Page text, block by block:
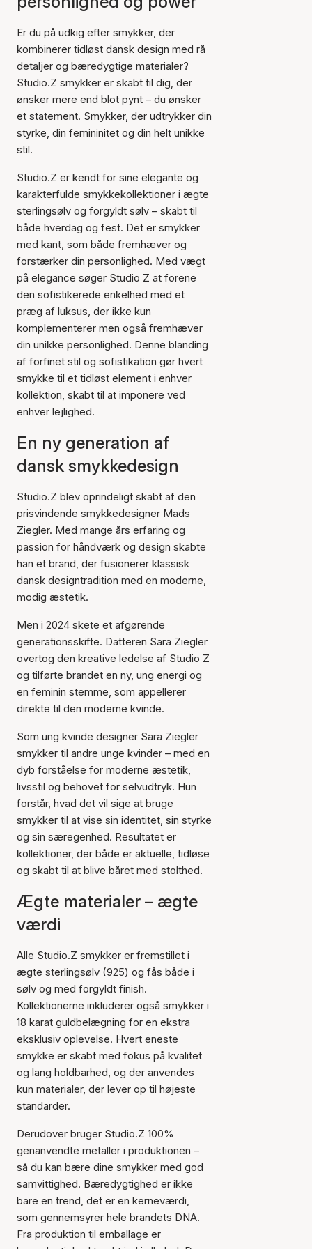
Er du på udkig efter smykker, der
kombinerer tidløst dansk design med rå
detaljer og bæredygtige materialer?
Studio.Z smykker er skabt til dig, der
ønsker mere end blot pynt – du ønsker
et statement. Smykker, der udtrykker din
styrke, din femininitet og din helt unikke
stil.
Studio.Z er kendt for sine elegante og
karakterfulde smykkekollektioner i ægte
sterlingsølv og forgyldt sølv – skabt til
både hverdag og fest. Det er smykker
med kant, som både fremhæver og
forstærker din personlighed. Med vægt
på elegance søger Studio Z at forene
den sofistikerede enkelhed med et
præg af luksus, der ikke kun
komplementerer men også fremhæver
din unikke personlighed. Denne blanding
af forfinet stil og sofistikation gør hvert
smykke til et tidløst element i enhver
kollektion, skabt til at imponere ved
enhver lejlighed.
En ny generation af
dansk smykkedesign
Studio.Z blev oprindeligt skabt af den
prisvindende smykkedesigner Mads
Ziegler. Med mange års erfaring og
passion for håndværk og design skabte
han et brand, der fusionerer klassisk
dansk designtradition med en moderne,
modig æstetik.
Men i 2024 skete et afgørende
generationsskifte. Datteren Sara Ziegler
overtog den kreative ledelse af Studio Z
og tilførte brandet en ny, ung energi og
en feminin stemme, som appellerer
direkte til den moderne kvinde.
Som ung kvinde designer Sara Ziegler
smykker til andre unge kvinder – med en
dyb forståelse for moderne æstetik,
livsstil og behovet for selvudtryk. Hun
forstår, hvad det vil sige at bruge
smykker til at vise sin identitet, sin styrke
og sin særegenhed. Resultatet er
kollektioner, der både er aktuelle, tidløse
og skabt til at blive båret med stolthed.
Ægte materialer – ægte
værdi
Alle Studio.Z smykker er fremstillet i
ægte sterlingsølv (925) og fås både i
sølv og med forgyldt finish.
Kollektionerne inkluderer også smykker i
18 karat guldbelægning for en ekstra
eksklusiv oplevelse. Hvert eneste
smykke er skabt med fokus på kvalitet
og lang holdbarhed, og der anvendes
kun materialer, der lever op til højeste
standarder.
Derudover bruger Studio.Z 100%
genanvendte metaller i produktionen –
så du kan bære dine smykker med god
samvittighed. Bæredygtighed er ikke
bare en trend, det er en kerneværdi,
som gennemsyrer hele brandets DNA.
Fra produktion til emballage er